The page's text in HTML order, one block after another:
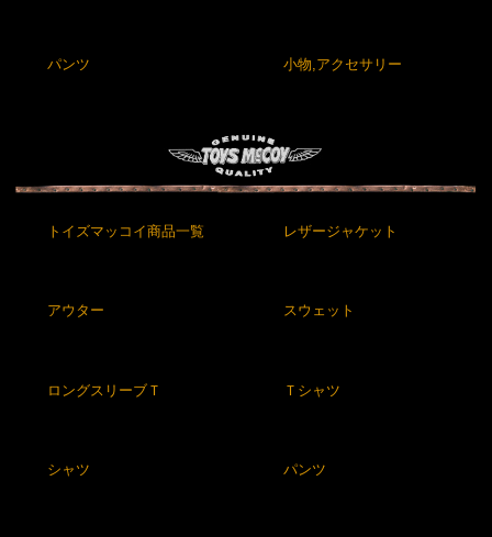
パンツ 小物,アクセサリー
トイズマッコイ商品一覧 レザージャケット
アウター スウェット
ロングスリーブＴ Ｔシャツ
シャツ パンツ